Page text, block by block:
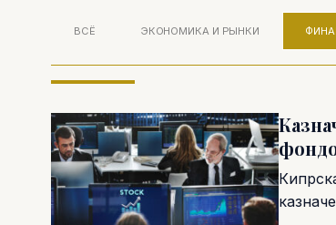
ВСЁ ЭКОНОМИКА И РЫНКИ